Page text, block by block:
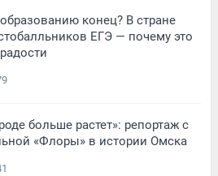
конец? В стране
ЕГЭ — почему это
больше растет»: репортаж с
«Флоры» в истории Омска